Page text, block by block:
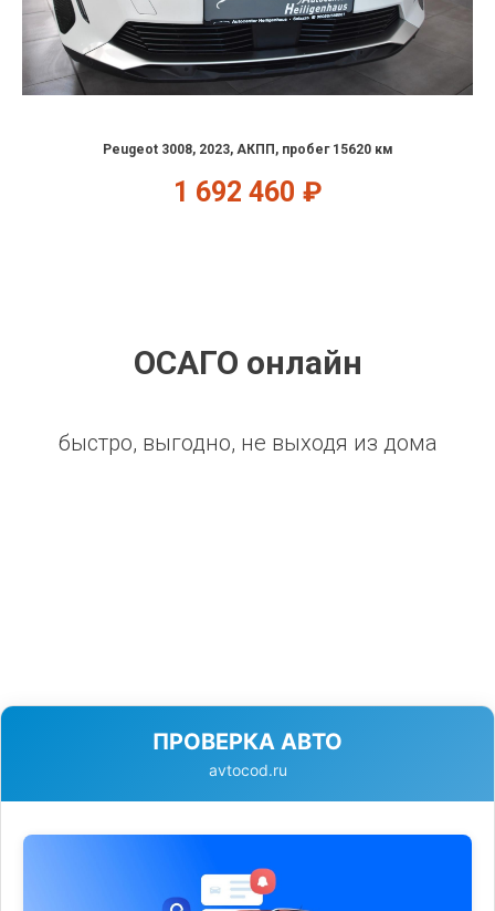
Peugeot 3008, 2023, АКПП, пробег 15620 км
1 692 460 ₽
ОСАГО онлайн
быстро, выгодно, не выходя из дома
ПРОВЕРКА АВТО
avtocod.ru